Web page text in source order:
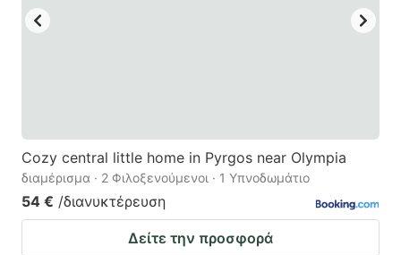
Cozy central little home in Pyrgos near Olympia
διαμέρισμα · 2 Φιλοξενούμενοι · 1 Υπνοδωμάτιο
54 € /διανυκτέρευση
Δείτε την προσφορά